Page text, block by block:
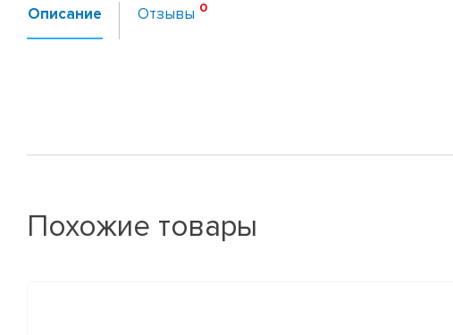
Описание Отзывы
Похожие товары